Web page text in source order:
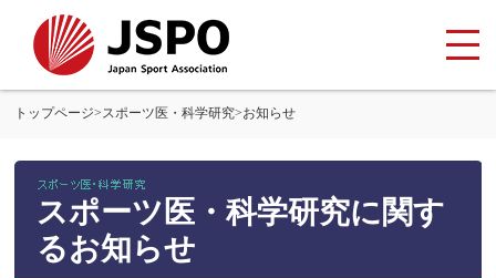
トップページ>スポーツ医・科学研究>お知らせ
スポーツ医・科学研究に関す
るお知らせ